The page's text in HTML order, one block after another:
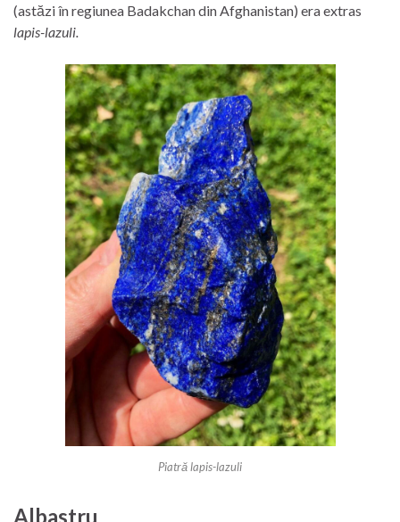
(astăzi în regiunea Badakchan din Afghanistan) era extras
lapis-lazuli.
Piatră lapis-lazuli
Albastru